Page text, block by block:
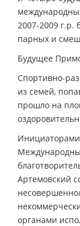
2007-2009 г.р.
парных и
Будущее
Спортивно-
из семей,
прошло на
Инициаторами
Артемовский
органами